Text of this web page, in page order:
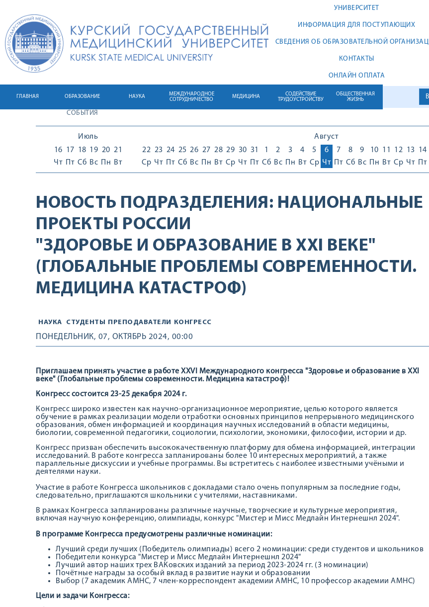
УНИВЕРСИТЕТ
ИНФОРМАЦИЯ ДЛЯ ПОСТУПАЮЩИХ
СВЕДЕНИЯ ОБ ОБРАЗОВАТЕЛЬНОЙ
КОНТАКТЫ
ОНЛАЙН ОПЛАТА
ГЛАВНАЯ ОБРАЗОВАНИЕ НАУКА
МЕЖДУНАРОДНОЕ
СОТРУДНИЧЕСТВО
МЕДИЦИНА
СОДЕЙСТВИЕ
ТРУДОУСТРОЙСТВУ
ОБЩЕСТВЕННАЯ
ЖИЗНЬ
СОБЫТИЯ
Июль
16
Чт
17
Пт
18
Сб
19
Вс
20
Пн
21
Вт
Август
22
Ср
23
Чт
24
Пт
25
Сб
26
Вс
27
Пн
28
Вт
29
Ср
30
Чт
31
Пт
1
Сб
2
Вс
3
Пн
4
Вт
5
Ср
6
Чт
7
Пт
8
Сб
9
Вс
10
Пн
11
Вт
12
Ср
13
Чт
14
Пт
НОВОСТЬ ПОДРАЗДЕЛЕНИЯ: НАЦИОНАЛЬНЫЕ
ПРОЕКТЫ РОССИИ
"ЗДОРОВЬЕ И ОБРАЗОВАНИЕ В XXI ВЕКЕ"
(ГЛОБАЛЬНЫЕ ПРОБЛЕМЫ СОВРЕМЕННОСТИ.
МЕДИЦИНА КАТАСТРОФ)
НАУКА СТУДЕНТЫ ПРЕПОДАВАТЕЛИ КОНГРЕСС
ПОНЕДЕЛЬНИК, 07, ОКТЯБРЬ 2024, 00:00
Приглашаем принять участие в работе XXVI Международного конгресса "Здоровье и образование в XXI
веке" (Глобальные проблемы современности. Медицина катастроф)!
Конгресс состоится 23-25 декабря 2024 г.
Конгресс широко известен как научно-организационное мероприятие, целью которого является
обучение в рамках реализации модели отработки основных принципов непрерывного медицинского
образования, обмен информацией и координация научных исследований в области медицины,
биологии, современной педагогики, социологии, психологии, экономики, философии, истории и др.
Конгресс призван обеспечить высококачественную платформу для обмена информацией, интеграции
исследований. В работе конгресса запланированы более 10 интересных мероприятий, а также
параллельные дискуссии и учебные программы. Вы встретитесь с наиболее известными учёными и
деятелями науки.
Участие в работе Конгресса школьников с докладами стало очень популярным за последние годы,
следовательно, приглашаются школьники с учителями, наставниками.
В рамках Конгресса запланированы различные научные, творческие и культурные мероприятия,
включая научную конференцию, олимпиады, конкурс "Мистер и Мисс Медлайн Интернешнл 2024".
В программе Конгресса предусмотрены различные номинации:
Лучший среди лучших (Победитель олимпиады) всего 2 номинации: среди студентов и школьников
Победители конкурса "Мистер и Мисс Медлайн Интернешнл 2024"
Лучший автор наших трех ВАКовских изданий за период 2023-2024 гг. (3 номинации)
Почётные награды за особый вклад в развитие науки и образовании
Выбор (7 академик АМНС, 7 член-корреспондент академии АМНС, 10 профессор академии АМНС)
Цели и задачи Конгресса: